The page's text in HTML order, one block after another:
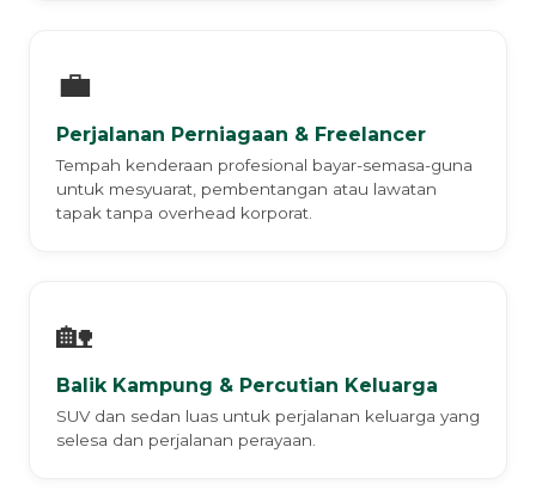
💼
Perjalanan Perniagaan & Freelancer
Tempah kenderaan profesional bayar-semasa-guna
untuk mesyuarat, pembentangan atau lawatan
tapak tanpa overhead korporat.
🏡
Balik Kampung & Percutian Keluarga
SUV dan sedan luas untuk perjalanan keluarga yang
selesa dan perjalanan perayaan.